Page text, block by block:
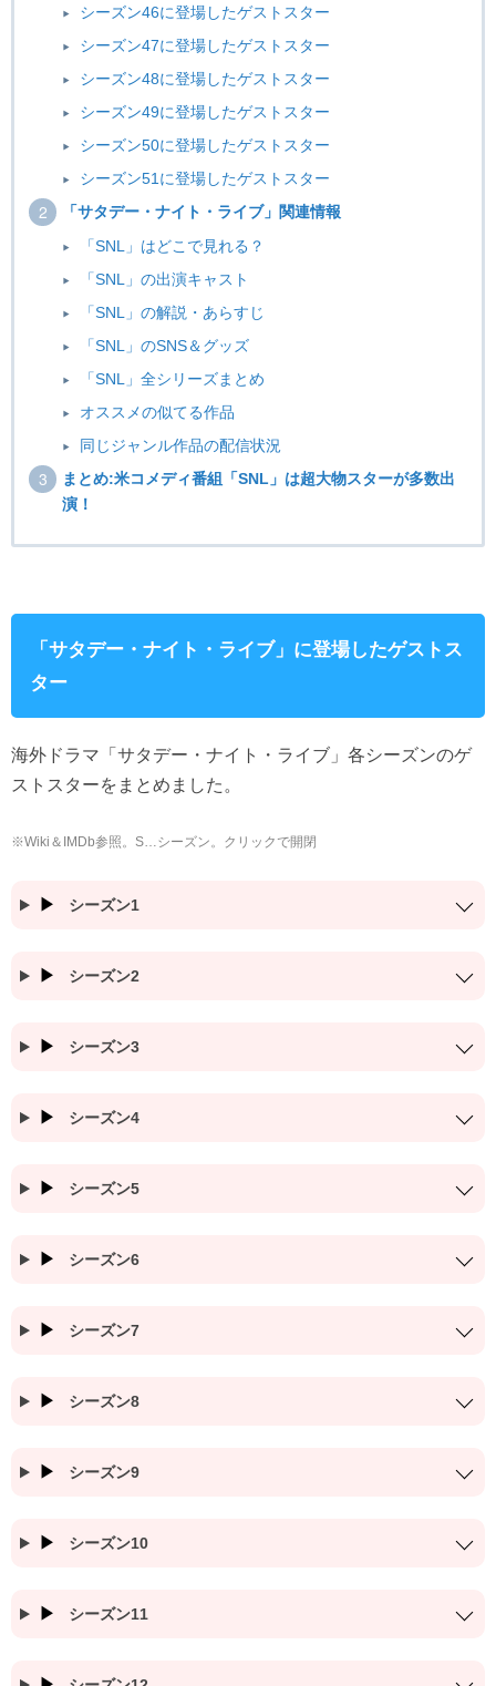
シーズン46に登場したゲストスター
シーズン47に登場したゲストスター
シーズン48に登場したゲストスター
シーズン49に登場したゲストスター
シーズン50に登場したゲストスター
シーズン51に登場したゲストスター
「サタデー・ナイト・ライブ」関連情報
「SNL」はどこで見れる？
「SNL」の出演キャスト
「SNL」の解説・あらすじ
「SNL」のSNS＆グッズ
「SNL」全シリーズまとめ
オススメの似てる作品
同じジャンル作品の配信状況
まとめ:米コメディ番組「SNL」は超大物スターが多数出
演！
「サタデー・ナイト・ライブ」に登場したゲストス
ター
海外ドラマ「サタデー・ナイト・ライブ」各シーズンのゲ
ストスターをまとめました。
※Wiki＆IMDb参照。S…シーズン。クリックで開閉
シーズン1
シーズン2
シーズン3
シーズン4
シーズン5
シーズン6
シーズン7
シーズン8
シーズン9
シーズン10
シーズン11